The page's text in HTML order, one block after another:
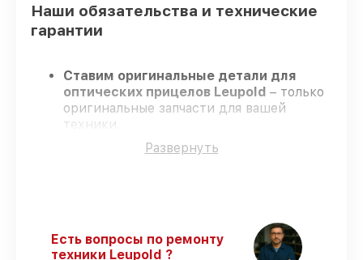
Наши обязательства и технические
гарантии
Ставим оригинальные детали для
оптических прицелов Leupold – только
оригинальные запчасти для вашей
техники.
Сертифицированные инженеры
проходят строгий отбор, что
– ремонт
оптических прицелов Leupold в
оговоренные сроки.
Развернуть
Есть вопросы по ремонту
техники Leupold ?